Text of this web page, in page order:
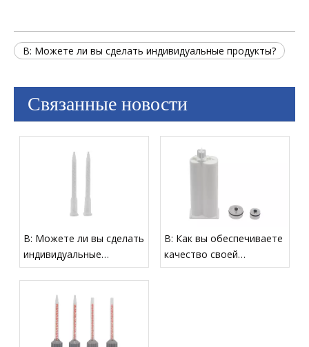
В: Можете ли вы сделать индивидуальные продукты?
Связанные новости
В: Можете ли вы сделать
индивидуальные
продукты?
В: Как вы обеспечиваете
качество своей
продукции?